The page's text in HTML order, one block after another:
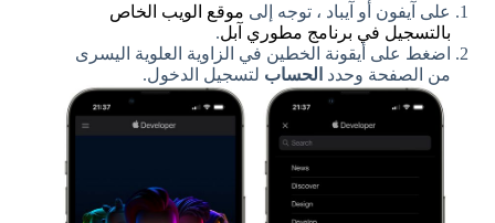
على ‌آيفون أو آيباد ، توجه إلى موقع الويب الخاص
بالتسجيل في برنامج مطوري آبل.
اضغط على أيقونة الخطين في الزاوية العلوية اليسرى
من الصفحة وحدد الحساب لتسجيل الدخول.